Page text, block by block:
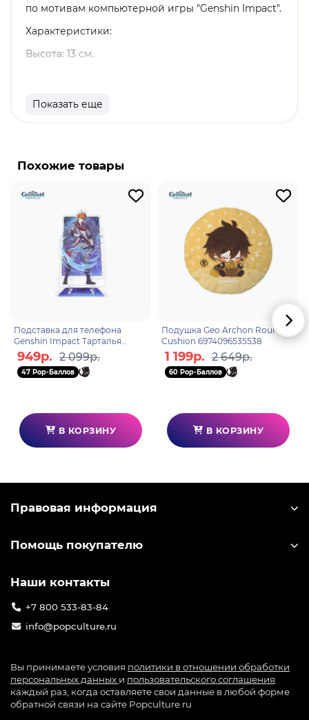
по мотивам компьютерной игры "Genshin Impact".
Характеристики:
Высота: 13 см.
Оригинальный и официально лицензированный
Сяо - играбельный Анемо персонаж. Он адепт и
якса, оставшийся в живых. В настоящее время он
проживает на постоялом дворе "Ваншу",
продолжая исполнять контракт и изолируя себя
от общения со смертными.
Показать еще
Похожие товары
Подставка для телефона
Genshin Impact Тарталья
Childe Tartaglia Genius
Invokation TCG Tournament
694
949р. 2 099р.
47 Pop-Баллов
В КОРЗИНУ
Подушка Geo Archon Round
Cushion 6974096535538
1 199р. 2 649р.
60 Pop-Баллов
В КОРЗИНУ
Правовая информация
Помощь покупателю
Наши контакты
+7 800 533-83-84
info@popculture.ru
Вы принимаете условия политики в отношении обработки
персональных данных и пользовательского соглашения
каждый раз, когда оставляете свои данные в любой форме
обратной связи на сайте Popculture.ru